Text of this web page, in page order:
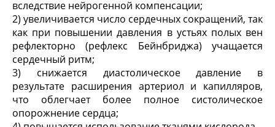
вследствие нейрогенной компенсации;
2) увеличивается число сердечных сокращений, так
как при повышении давления в устьях полых вен
рефлекторно (рефлекс Бейнбриджа) учащается
сердечный ритм;
3) снижается диастолическое давление в
результате расширения артериол и капилляров,
что облегчает более полное систолическое
опорожнение сердца;